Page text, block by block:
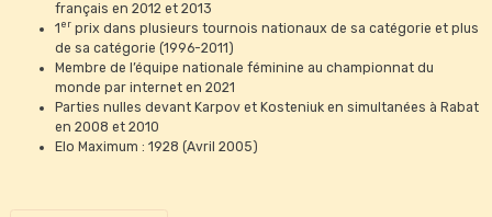
français en 2012 et 2013
1 er prix dans plusieurs tournois nationaux de sa catégorie et plus
de sa catégorie (1996-2011)
Membre de l’équipe nationale féminine au championnat du
monde par internet en 2021
Parties nulles devant Karpov et Kosteniuk en simultanées à Rabat
en 2008 et 2010
Elo Maximum : 1928 (Avril 2005)